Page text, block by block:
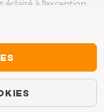
à l’exception
retirer votre
lapage cookies et
naviguer sans
refus ne fait pas
d’informations, nous
traceurs